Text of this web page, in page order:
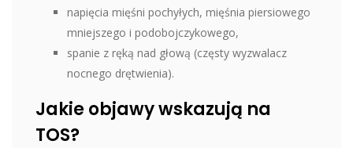
napięcia mięśni pochyłych, mięśnia piersiowego
mniejszego i podobojczykowego,
spanie z ręką nad głową (częsty wyzwalacz
nocnego drętwienia).
Jakie objawy wskazują na
TOS?